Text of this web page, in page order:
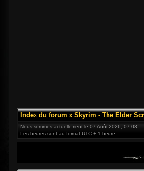
Index du forum » Skyrim - The Elder
Nous sommes actuellement le 07 Août 2026, 07:03
Les heures sont au format UTC + 1 heure